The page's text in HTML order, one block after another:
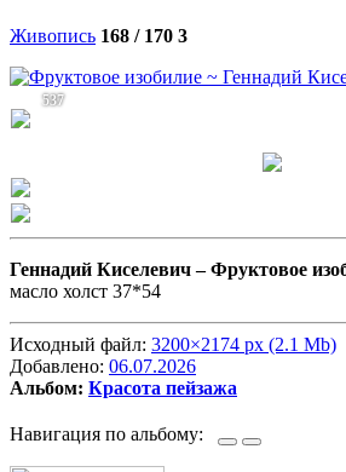
Живопись 168 / 170 3
537
Геннадий Киселевич –Фруктовое
масло холст 37*54
Исходный файл: 3200×2174 px (2.1 Mb)
Добавлено: 06.07.2026
Альбом: Красота пейзажа
Навигация по альбому: